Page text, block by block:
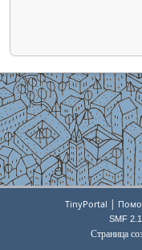
TinyPortal |
SMF
Страница